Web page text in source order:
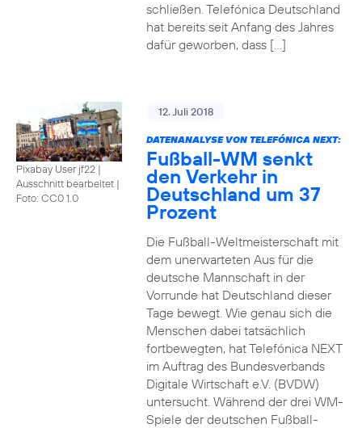
schließen. Telefónica Deutschland
hat bereits seit Anfang des Jahres
dafür geworben, dass […]
Pixabay User jf22 |
Ausschnitt bearbeitet |
Foto: CC0 1.0
12. Juli 2018
DATENANALYSE VON TELEFÓNICA NEXT:
Fußball-WM senkt
den Verkehr in
Deutschland um 37
Prozent
Die Fußball-Weltmeisterschaft mit
dem unerwarteten Aus für die
deutsche Mannschaft in der
Vorrunde hat Deutschland dieser
Tage bewegt. Wie genau sich die
Menschen dabei tatsächlich
fortbewegten, hat Telefónica NEXT
im Auftrag des Bundesverbands
Digitale Wirtschaft e.V. (BVDW)
untersucht. Während der drei WM-
Spiele der deutschen Fußball-